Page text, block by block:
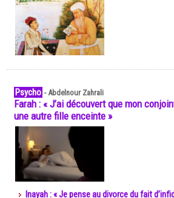
Psycho -Abdelnour Zahrali
Farah : « J’ai découvert que mon
une autre fille enceinte »
Inayah : « Je pense au divorce du fait